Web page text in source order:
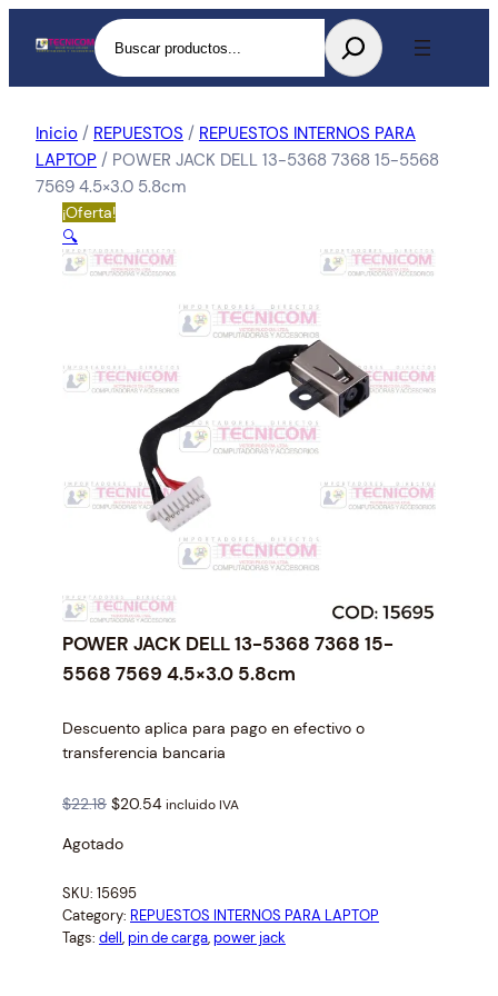
Buscar
Inicio / REPUESTOS / REPUESTOS INTERNOS PARA
LAPTOP / POWER JACK DELL 13-5368 7368 15-5568
7569 4.5×3.0 5.8cm
¡Oferta!
🔍
POWER JACK DELL 13-5368 7368 15-
5568 7569 4.5×3.0 5.8cm
Descuento aplica para pago en efectivo o
transferencia bancaria
$22.18 O
i
i
n
a
$20.54C
n
t
incluido IVA
Agotado
SKU: 15695
Category: REPUESTOS INTERNOS PARA LAPTOP
Tags: dell, pin de carga, power jack